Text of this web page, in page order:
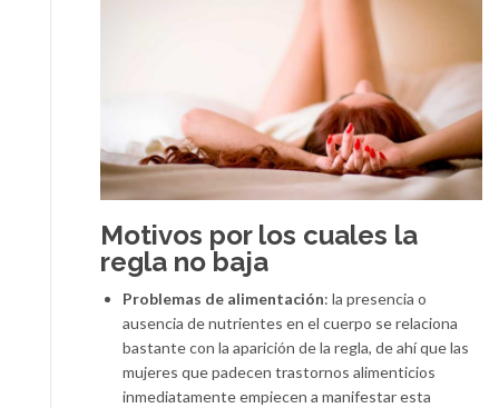
Motivos por los cuales la
regla no baja
Problemas de alimentación: la presencia o
ausencia de nutrientes en el cuerpo se relaciona
bastante con la aparición de la regla, de ahí que las
mujeres que padecen trastornos alimenticios
inmediatamente empiecen a manifestar esta